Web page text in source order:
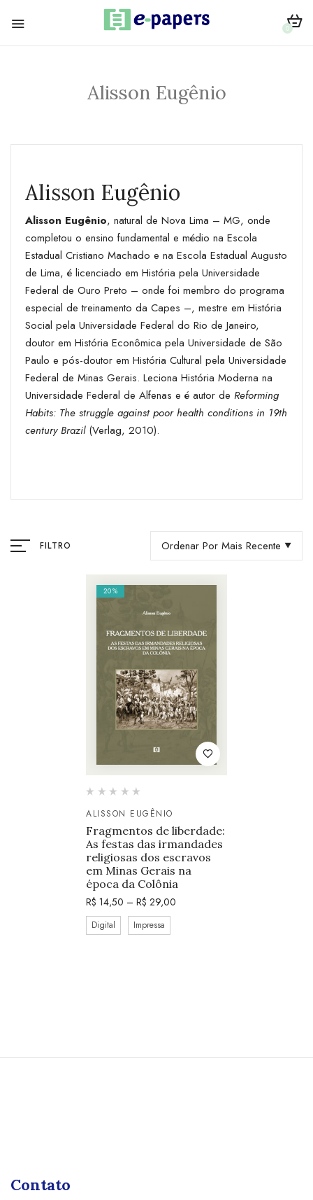
0
Alisson Eugênio
Alisson Eugênio
Alisson Eugênio, natural de Nova Lima – MG, onde
completou o ensino fundamental e médio na Escola
Estadual Cristiano Machado e na Escola Estadual Augusto
de Lima, é licenciado em História pela Universidade
Federal de Ouro Preto – onde foi membro do programa
especial de treinamento da Capes –, mestre em História
Social pela Universidade Federal do Rio de Janeiro,
doutor em História Econômica pela Universidade de São
Paulo e pós-doutor em História Cultural pela Universidade
Federal de Minas Gerais. Leciona História Moderna na
Universidade Federal de Alfenas e é autor de Reforming
Habits: The struggle against poor health conditions in 19th
century Brazil(Verlag, 2010).
FILTRO Ordenar Por Mais Recente
20%
ALISSON EUGÊNIO
Fragmentos de liberdade:
As festas das irmandades
religiosas dos escravos
em Minas Gerais na
época da Colônia
R$ 14,50 – R$ 29,00
Digital Impressa
Contato